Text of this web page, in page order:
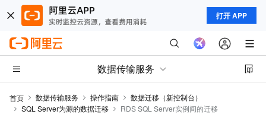
打开 APP
数据传输服务
首页 数据传输服务 操作指南
数据迁移（新控制台）
SQL Server为源的数据迁移
RDS SQL Server实例间的迁移